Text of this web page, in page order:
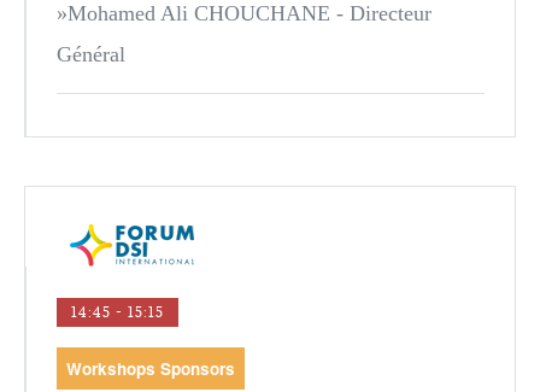
»Mohamed Ali CHOUCHANE - Directeur
Général
14:45 - 15:15
Workshops Sponsors